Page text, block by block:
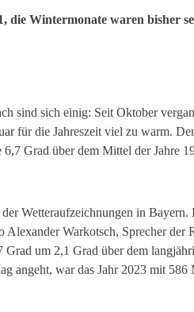
Wintermonate waren bisher
sind sich einig: Seit Oktober
für die Jahreszeit viel zu warm.
Grad über dem Mittel der Jahre
Wetteraufzeichnungen in Bayern.
Warkotsch, Sprecher der
um 2,1 Grad über dem
angeht, war das Jahr 2023 mit